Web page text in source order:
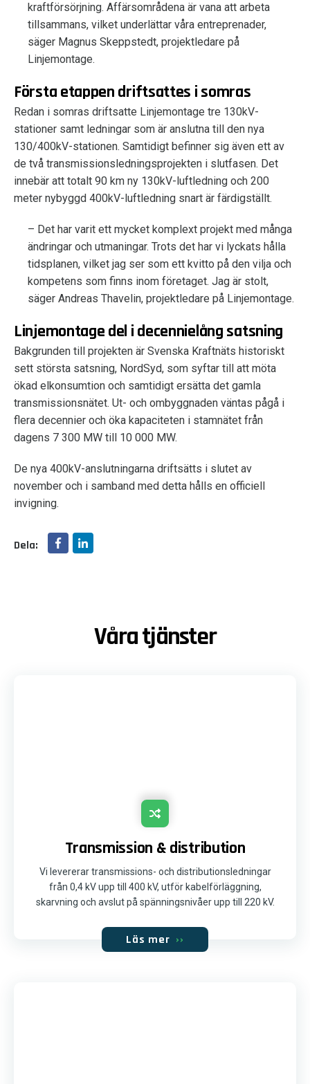
kraftförsörjning. Affärsområdena är vana att arbeta
tillsammans, vilket underlättar våra entreprenader,
säger Magnus Skeppstedt, projektledare på
Linjemontage.
Första etappen driftsattes i somras
Redan i somras driftsatte Linjemontage tre 130kV-
stationer samt ledningar som är anslutna till den nya
130/400kV-stationen. Samtidigt befinner sig även ett av
de två transmissionsledningsprojekten i slutfasen. Det
innebär att totalt 90 km ny 130kV-luftledning och 200
meter nybyggd 400kV-luftledning snart är färdigställt.
– Det har varit ett mycket komplext projekt med många
ändringar och utmaningar. Trots det har vi lyckats hålla
tidsplanen, vilket jag ser som ett kvitto på den vilja och
kompetens som finns inom företaget. Jag är stolt,
säger Andreas Thavelin, projektledare på Linjemontage.
Linjemontage del i decennielång satsning
Bakgrunden till projekten är Svenska Kraftnäts historiskt
sett största satsning, NordSyd, som syftar till att möta
ökad elkonsumtion och samtidigt ersätta det gamla
transmissionsnätet. Ut- och ombyggnaden väntas pågå i
flera decennier och öka kapaciteten i stamnätet från
dagens 7 300 MW till 10 000 MW.
De nya 400kV-anslutningarna driftsätts i slutet av
november och i samband med detta hålls en officiell
invigning.
Dela:
Våra tjänster
Transmission & distribution
Vi levererar transmissions- och distributionsledningar
från 0,4 kV upp till 400 kV, utför kabelförläggning,
skarvning och avslut på spänningsnivåer upp till 220 kV.
Läs mer ››